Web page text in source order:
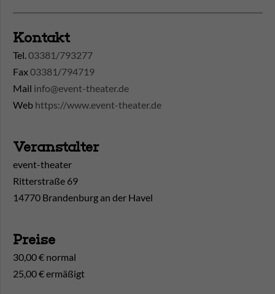
Kontakt
Tel.03381/793277
Fax03381/794719
Mail info@event-theater.de
Web https://www.event-theater.de
Veranstalter
event-theater
Ritterstraße 69
14770 Brandenburg an der Havel
Preise
30,00 € normal
25,00 € ermäßigt